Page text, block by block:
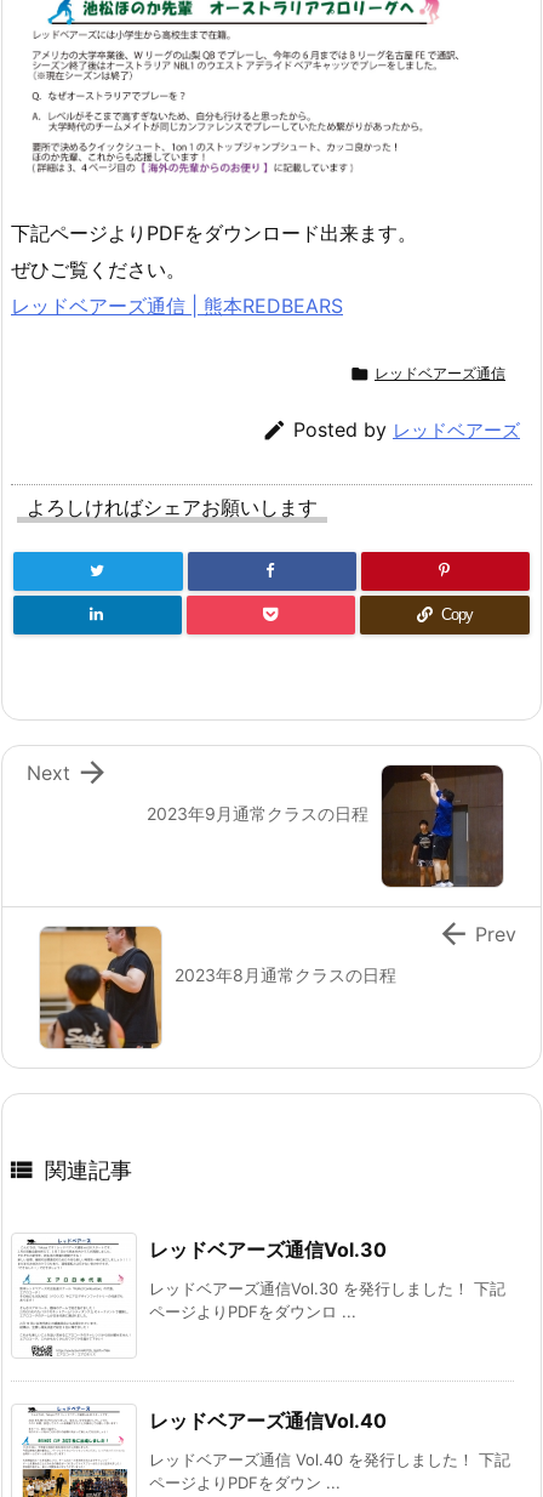
下記ページよりPDFをダウンロード出来ます。
ぜひご覧ください。
レッドベアーズ通信 | 熊本REDBEARS
 レッドベアーズ通信
 Posted by レッドベアーズ
よろしければシェアお願いします
Copy
2023年9月通常クラスの日程

Next
2023年8月通常クラスの日程
 Prev
 関連記事
レッドベアーズ通信Vol.30
レッドベアーズ通信Vol.30 を発行しました！ 下記
ページよりPDFをダウンロ ...
レッドベアーズ通信Vol.40
レッドベアーズ通信 Vol.40 を発行しました！ 下記
ページよりPDFをダウン ...